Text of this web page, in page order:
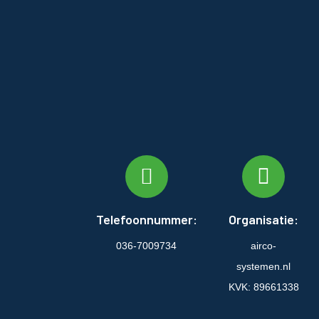
Telefoonnummer:
036-7009734
Organisatie:
airco-
systemen.nl
KVK: 89661338